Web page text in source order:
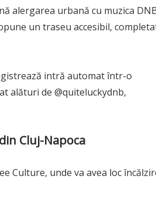
alergarea urbană cu muzica
un traseu accesibil,
intră automat într-o
alături de @quiteluckydnb,
Cluj-Napoca
Culture, unde va avea loc